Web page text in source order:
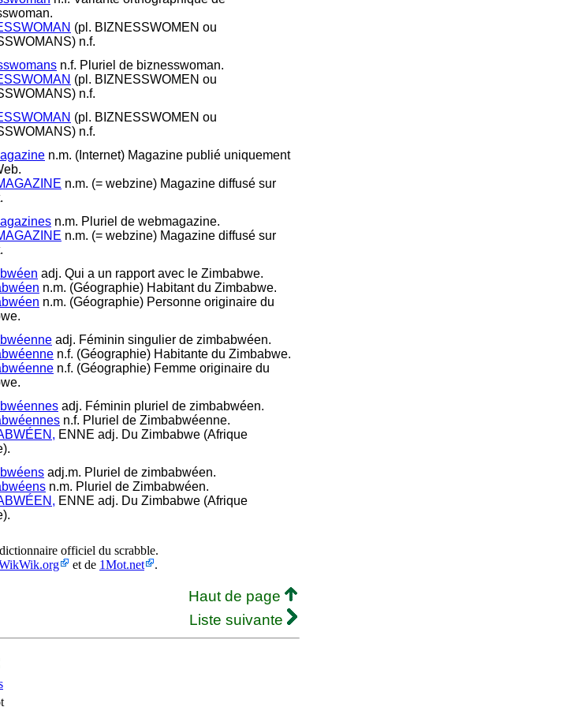
(pl. BIZNESSWOMEN ou
n.f.
n.f. Pluriel de biznesswoman.
(pl. BIZNESSWOMEN ou
n.f.
(pl. BIZNESSWOMEN ou
n.f.
n.m. (Internet) Magazine publié uniquement
n.m. (= webzine) Magazine diffusé sur
n.m. Pluriel de webmagazine.
n.m. (= webzine) Magazine diffusé sur
adj. Qui a un rapport avec le Zimbabwe.
n.m. (Géographie) Habitant du Zimbabwe.
n.m. (Géographie) Personne originaire du
adj. Féminin singulier de zimbabwéen.
n.f. (Géographie) Habitante du Zimbabwe.
n.f. (Géographie) Femme originaire du
adj. Féminin pluriel de zimbabwéen.
n.f. Pluriel de Zimbabwéenne.
ENNE adj. Du Zimbabwe (Afrique
adj.m. Pluriel de zimbabwéen.
n.m. Pluriel de Zimbabwéen.
ENNE adj. Du Zimbabwe (Afrique
officiel du scrabble.
et de 1Mot.net .
Haut de page
Liste suivante